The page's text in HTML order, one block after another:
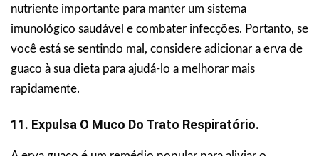
nutriente importante para manter um sistema
imunológico saudável e combater infecções. Portanto, se
você está se sentindo mal, considere adicionar a erva de
guaco à sua dieta para ajudá-lo a melhorar mais
rapidamente.
11. Expulsa O Muco Do Trato Respiratório.